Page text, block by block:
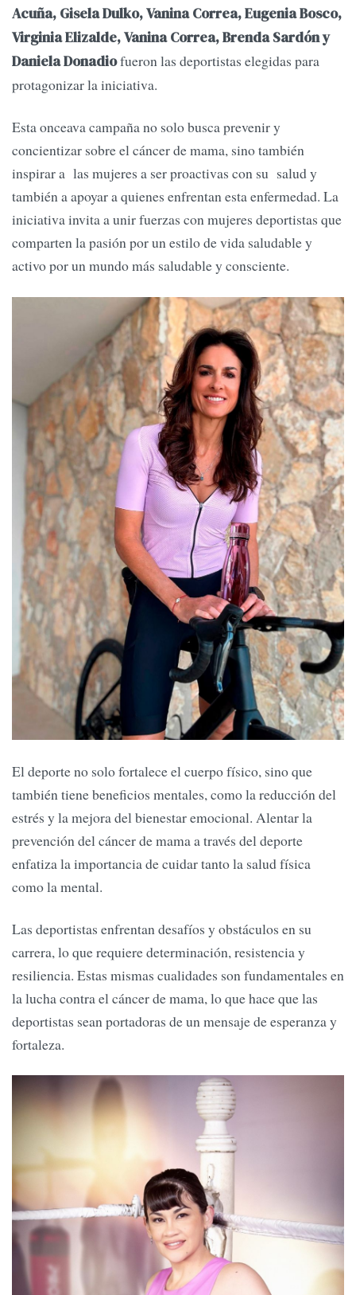
Acuña, Gisela Dulko, Vanina Correa, Eugenia Bosco,
Virginia Elizalde, Vanina Correa, Brenda Sardón y
Daniela Donadiofueron las deportistas elegidas para
protagonizar la iniciativa.
Esta onceava campaña no solo busca prevenir y
concientizar sobre el cáncer de mama, sino también
inspirar a las mujeres a ser proactivas con su salud y
también a apoyar a quienes enfrentan esta enfermedad. La
iniciativa invita a unir fuerzas con mujeres deportistas que
comparten la pasión por un estilo de vida saludable y
activo por un mundo más saludable y consciente.
El deporte no solo fortalece el cuerpo físico, sino que
también tiene beneficios mentales, como la reducción del
estrés y la mejora del bienestar emocional. Alentar la
prevención del cáncer de mama a través del deporte
enfatiza la importancia de cuidar tanto la salud física
como la mental.
Las deportistas enfrentan desafíos y obstáculos en su
carrera, lo que requiere determinación, resistencia y
resiliencia. Estas mismas cualidades son fundamentales en
la lucha contra el cáncer de mama, lo que hace que las
deportistas sean portadoras de un mensaje de esperanza y
fortaleza.